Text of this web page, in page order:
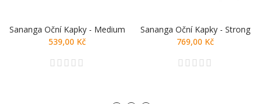
Sananga Oční Kapky - Medium
539,00 Kč
Sananga Oční Kapky - Strong
769,00 Kč